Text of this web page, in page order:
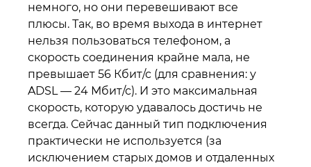
немного, но они перевешивают все
плюсы. Так, во время выхода в интернет
нельзя пользоваться телефоном, а
скорость соединения крайне мала, не
превышает 56 Кбит/с (для сравнения: у
ADSL — 24 Мбит/с). И это максимальная
скорость, которую удавалось достичь не
всегда. Сейчас данный тип подключения
практически не используется (за
исключением старых домов и отдаленных